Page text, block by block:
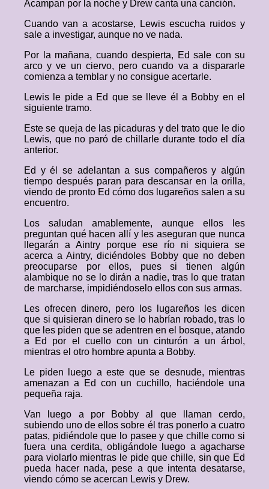
Acampan por la noche y Drew canta una canción.
Cuando van a acostarse, Lewis escucha ruidos y
sale a investigar, aunque no ve nada.
Por la mañana, cuando despierta, Ed sale con su
arco y ve un ciervo, pero cuando va a dispararle
comienza a temblar y no consigue acertarle.
Lewis le pide a Ed que se lleve él a Bobby en el
siguiente tramo.
Este se queja de las picaduras y del trato que le dio
Lewis, que no paró de chillarle durante todo el día
anterior.
Ed y él se adelantan a sus compañeros y algún
tiempo después paran para descansar en la orilla,
viendo de pronto Ed cómo dos lugareños salen a su
encuentro.
Los saludan amablemente, aunque ellos les
preguntan qué hacen allí y les aseguran que nunca
llegarán a Aintry porque ese río ni siquiera se
acerca a Aintry, diciéndoles Bobby que no deben
preocuparse por ellos, pues si tienen algún
alambique no se lo dirán a nadie, tras lo que tratan
de marcharse, impidiéndoselo ellos con sus armas.
Les ofrecen dinero, pero los lugareños les dicen
que si quisieran dinero se lo habrían robado, tras lo
que les piden que se adentren en el bosque, atando
a Ed por el cuello con un cinturón a un árbol,
mientras el otro hombre apunta a Bobby.
Le piden luego a este que se desnude, mientras
amenazan a Ed con un cuchillo, haciéndole una
pequeña raja.
Van luego a por Bobby al que llaman cerdo,
subiendo uno de ellos sobre él tras ponerlo a cuatro
patas, pidiéndole que lo pasee y que chille como si
fuera una cerdita, obligándole luego a agacharse
para violarlo mientras le pide que chille, sin que Ed
pueda hacer nada, pese a que intenta desatarse,
viendo cómo se acercan Lewis y Drew.